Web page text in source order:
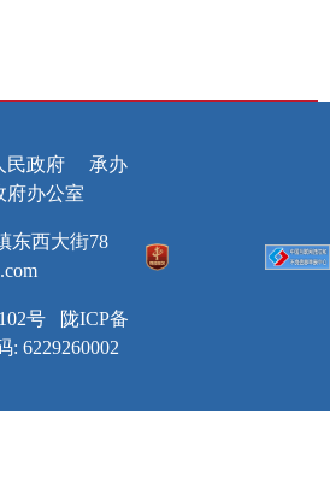
民政府
承办
府办公室
东西大街78
号
陇ICP备
: 6229260002